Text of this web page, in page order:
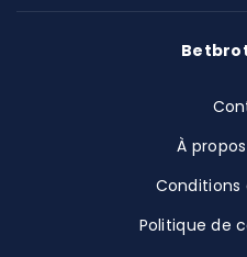
À
Conditions
Politique de